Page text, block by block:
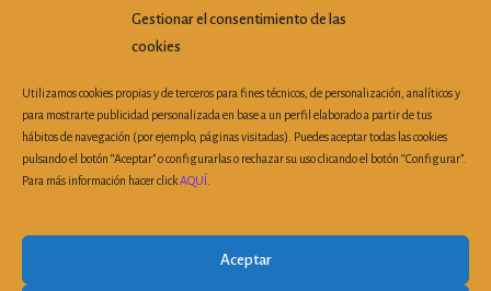
Gestionar el consentimiento de las
cookies
Utilizamos cookies propias y de terceros para fines técnicos, de personalización, analíticos y
para mostrarte publicidad personalizada en base a un perfil elaborado a partir de tus
hábitos de navegación (por ejemplo, páginas visitadas). Puedes aceptar todas las cookies
pulsando el botón “Aceptar” o configurarlas o rechazar su uso clicando el botón “Configurar”.
Para más información hacer clickAQUÍ
Aceptar
profesionales y atiende más de 213.000 asuntos en un
secretaria@cvca.es